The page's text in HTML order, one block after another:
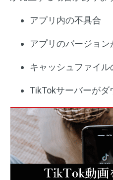
アプリ内の不具合
アプリのバージョン
キャッシュファイル
TikTokサーバーがダ